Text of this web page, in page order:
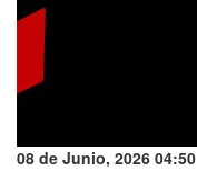
08 de Junio, 2026 04:50